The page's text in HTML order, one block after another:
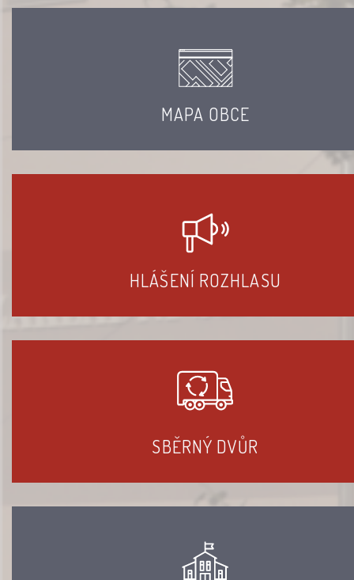
MAPA OBCE
HLÁŠENÍ ROZHLASU
SBĚRNÝ DVŮR